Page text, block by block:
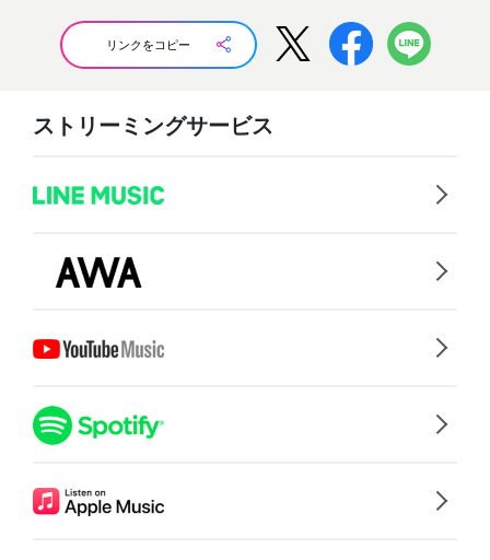
リンクをコピー
ストリーミングサービス